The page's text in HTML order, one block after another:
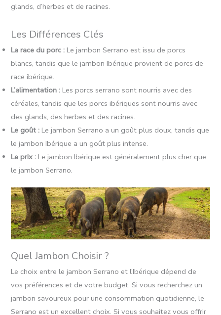
glands, d’herbes et de racines.
Les Différences Clés
La race du porc : Le jambon Serrano est issu de porcs
blancs, tandis que le jambon Ibérique provient de porcs de
race ibérique.
L’alimentation : Les porcs serrano sont nourris avec des
céréales, tandis que les porcs ibériques sont nourris avec
des glands, des herbes et des racines.
Le goût : Le jambon Serrano a un goût plus doux, tandis que
le jambon Ibérique a un goût plus intense.
Le prix : Le jambon Ibérique est généralement plus cher que
le jambon Serrano.
Quel Jambon Choisir ?
Le choix entre le jambon Serrano et l’Ibérique dépend de
vos préférences et de votre budget. Si vous recherchez un
jambon savoureux pour une consommation quotidienne, le
Serrano est un excellent choix. Si vous souhaitez vous offrir